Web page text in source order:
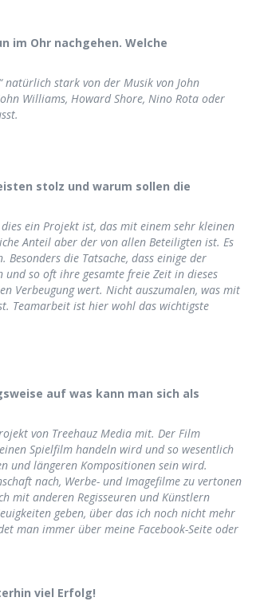
im Ohr nachgehen. Welche
stark von der Musik von John
Williams, Howard Shore, Nino Rota oder
stolz und warum sollen die
ein Projekt ist, das mit einem sehr kleinen
Anteil aber der von allen Beteiligten ist. Es
die Tatsache, dass einige der
und so oft ihre gesamte freie Zeit in dieses
Verbeugung wert. Nicht auszumalen, was mit
Teamarbeit ist hier wohl das wichtigste
auf was kann man sich als
von Treehauz Media mit. Der Film
Spielfilm handeln wird und so wesentlich
und längeren Kompositionen sein wird.
nach, Werbe- und Imagefilme zu vertonen
mit anderen Regisseuren und Künstlern
geben, über das ich noch nicht mehr
man immer über meine Facebook-Seite oder
viel Erfolg!